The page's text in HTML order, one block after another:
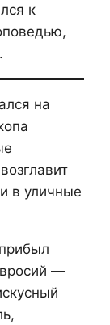
к
на
в уличные
—